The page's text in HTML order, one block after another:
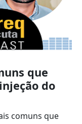
que
do
comuns que